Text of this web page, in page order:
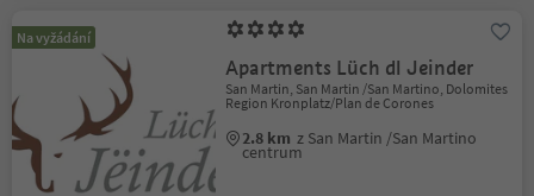
Na vyžádání
Apartments Lüch dl Jeinder
San Martin, San Martin /San Martino, Dolomites
Region Kronplatz/Plan de Corones
2.8 km z San Martin /San Martino
centrum